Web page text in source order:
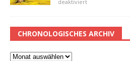
deaktiviert
CHRONOLOGISCHES ARCHIV